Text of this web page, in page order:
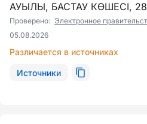
АУЫЛЫ, БАСТАУ КӨШЕСІ,
Проверено: Электронное
05.08.2026
Различается в источниках
Источники